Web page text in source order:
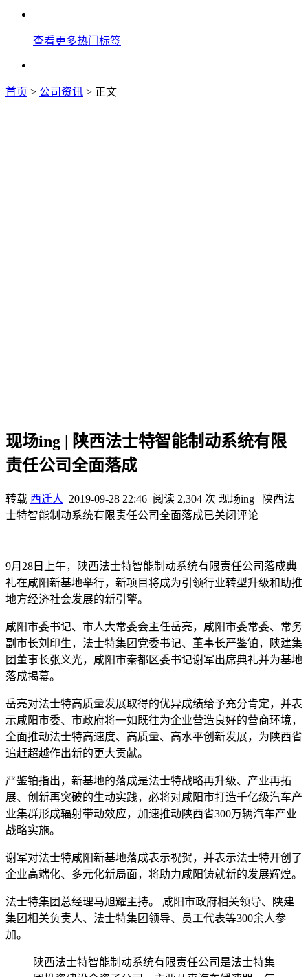
查看更多热门标签
首页 > 公司资讯 > 正文
现场ing | 陕西法士特智能制动系统有限
责任公司全面落成
转载 西迁人 2019-09-28 22:46 阅读 2,304 次 现场ing | 陕西法
士特智能制动系统有限责任公司全面落成已关闭评论
9月28日上午，陕西法士特智能制动系统有限责任公司落成典
礼在咸阳新基地举行，新项目将成为引领行业转型升级和助推
地方经济社会发展的新引擎。
咸阳市委书记、市人大常委会主任岳亮，咸阳市委常委、常务
副市长刘印生，法士特集团党委书记、董事长严鉴铂，陕建集
团董事长张义光，咸阳市秦都区委书记谢军出席典礼并为基地
落成揭幕。
岳亮对法士特高质量发展取得的优异成绩给予充分肯定，并表
示咸阳市委、市政府将一如既往为企业营造良好的营商环境，
全面推动法士特高速度、高质量、高水平创新发展，为陕西省
追赶超越作出新的更大贡献。
严鉴铂指出，新基地的落成是法士特战略再升级、产业再拓
展、创新再突破的生动实践，必将对咸阳市打造千亿级汽车产
业集群形成辐射带动效应，加速推动陕西省300万辆汽车产业
战略实施。
谢军对法士特咸阳新基地落成表示祝贺，并表示法士特开创了
企业高端化、多元化新局面，将助力咸阳铸就新的发展辉煌。
法士特集团总经理马旭耀主持。 咸阳市政府相关领导、陕建
集团相关负责人、法士特集团领导、员工代表等300余人参
加。
陕西法士特智能制动系统有限责任公司是法士特集